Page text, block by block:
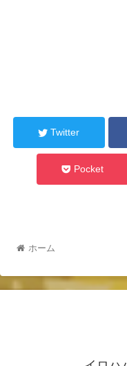
Twitter
Pocket
ホーム